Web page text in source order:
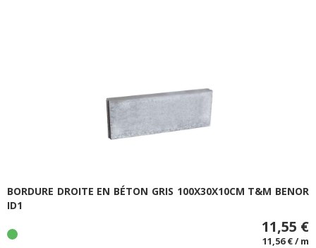
BORDURE DROITE EN BÉTON GRIS 100X30X10CM T&M BENOR
ID1
11,55 €
11,56 € / m